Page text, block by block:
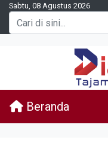
Sabtu, 08 Agustus 2026
Beranda